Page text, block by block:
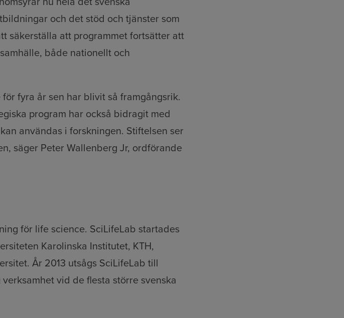
och det stöd och tjänster som
säkerställa att programmet fortsätter att
både nationellt och
fyra år sen har blivit så framgångsrik.
program har också bidragit med
användas i forskningen. Stiftelsen ser
säger Peter Wallenberg Jr, ordförande
för life science. SciLifeLab startades
Karolinska Institutet, KTH,
År 2013 utsågs SciLifeLab till
vid de flesta större svenska